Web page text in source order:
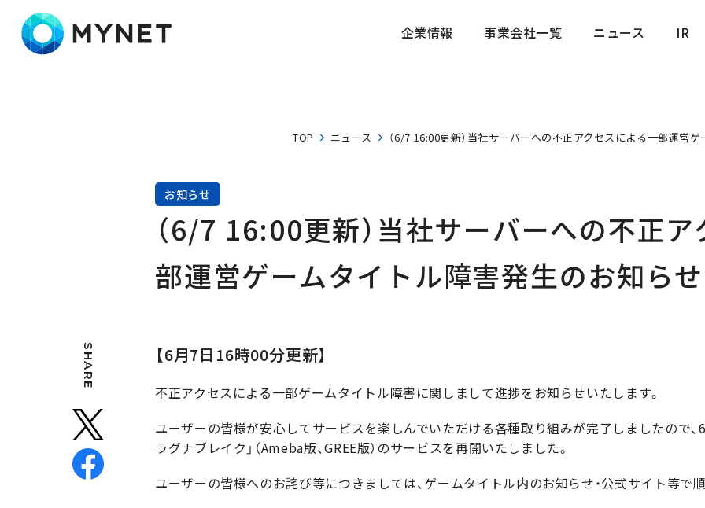
企業情報
事業会社一覧
ニュース
IR
TOP ニュース （6/7 16:00更新）当社サーバーへの不正アクセスによる一部運営
お知らせ
（6/7 16:00更新）当社サーバーへの不正
部運営ゲームタイトル障害発生のお知ら
SHARE 【6月7日16時00分更新】
不正アクセスによる一部ゲームタイトル障害に関しまして進捗をお知らせいたします。
ユーザーの皆様が安心してサービスを楽しんでいただける各種取り組みが完了しましたので
ラグナブレイク」（Ameba版、GREE版）のサービスを再開いたしました。
ユーザーの皆様へのお詫び等につきましては、ゲームタイトル内のお知らせ・公式サイト等で